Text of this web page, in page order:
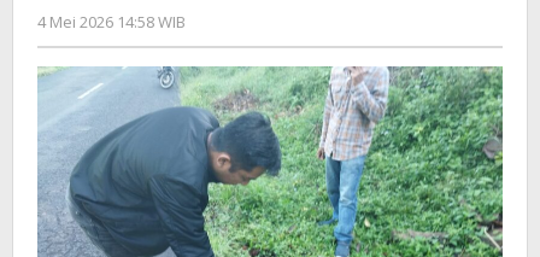
Polda
Jatim
4 Mei 2026 14:58 WIB
Faisal